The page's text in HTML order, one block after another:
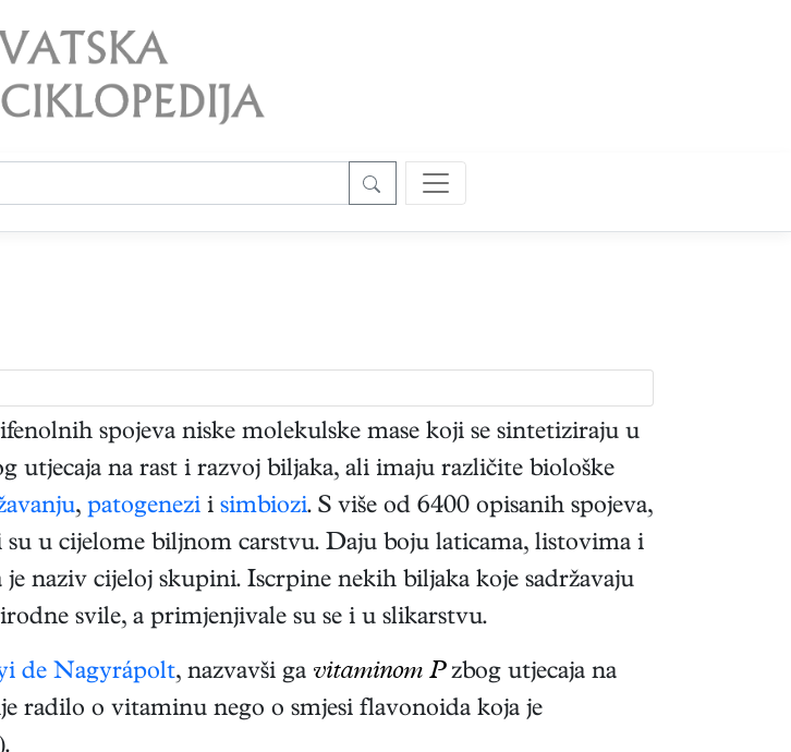
spojeva niske molekulske mase koji se sintetiziraju u
utjecaja na rast i razvoj biljaka, ali imaju različite biološke
, patogenezi i simbiozi. S više od 6400 opisanih spojeva,
su u cijelome biljnom carstvu. Daju boju laticama, listovima i
naziv cijeloj skupini. Iscrpine nekih biljaka koje sadržavaju
svile, a primjenjivale su se i u slikarstvu.
de Nagyrápolt, nazvavši ga vitaminom Pzbog utjecaja na
radilo o vitaminu nego o smjesi flavonoida koja je